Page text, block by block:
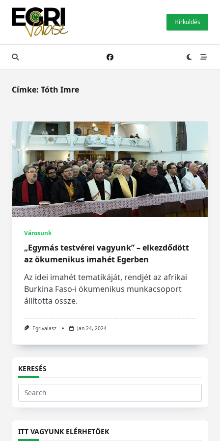
Skip
content
Hírküldés
Címke: Tóth Imre
Városunk
„Egymás testvérei vagyunk” – elkezdődött
az ökumenikus imahét Egerben
Az idei imahét tematikáját, rendjét az afrikai
Burkina Faso-i ökumenikus munkacsoport
állította össze.
Egrivalasz Jan 24, 2024
KERESÉS
Search
for:
ITT VAGYUNK ELÉRHETŐEK